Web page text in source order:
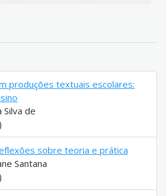
produções textuais escolares:
Silva de
sobre teoria e prática
Santana